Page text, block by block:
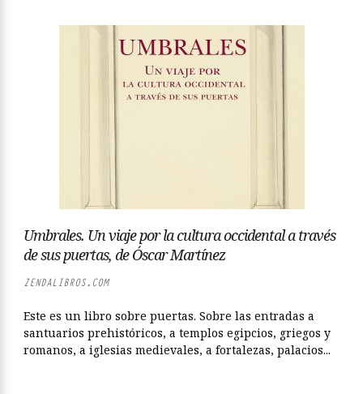
Umbrales. Un viaje por la cultura occidental a través
de sus puertas, de Óscar Martínez
ZENDALIBROS.COM
Este es un libro sobre puertas. Sobre las entradas a
santuarios prehistóricos, a templos egipcios, griegos y
romanos, a iglesias medievales, a fortalezas, palacios...